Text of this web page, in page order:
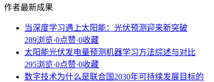
作者最新成果
当深度学习遇上太阳能：光伏预测迎来新突破
289浏览·0点赞·0收藏
太阳能光伏发电量预测机器学习方法综述与对比
295浏览·0点赞·0收藏
数字技术为什么是联合国2030年可持续发展目标的